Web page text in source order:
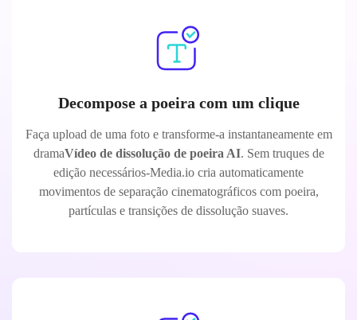
Decompose a poeira com um clique
Faça upload de uma foto e transforme-a instantaneamente em
dramaVídeo de dissolução de poeira AI. Sem truques de
edição necessários-Media.io cria automaticamente
movimentos de separação cinematográficos com poeira,
partículas e transições de dissolução suaves.